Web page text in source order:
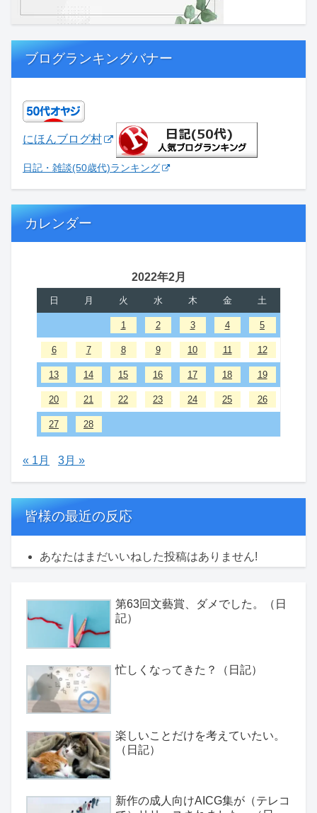
ブログランキングバナー
にほんブログ村
日記・雑談(50歳代)ランキング
カレンダー
2022年2月
日 月 火 水 木 金 土
1 2 3 4 5
6 7 8 9 10 11 12
13 14 15 16 17 18 19
20 21 22 23 24 25 26
27 28
« 1月 3月 »
皆様の最近の反応
あなたはまだいいねした投稿はありません!
第63回文藝賞、ダメでした。（日
記）
忙しくなってきた？（日記）
楽しいことだけを考えていたい。
（日記）
新作の成人向けAICG集が（テレコ